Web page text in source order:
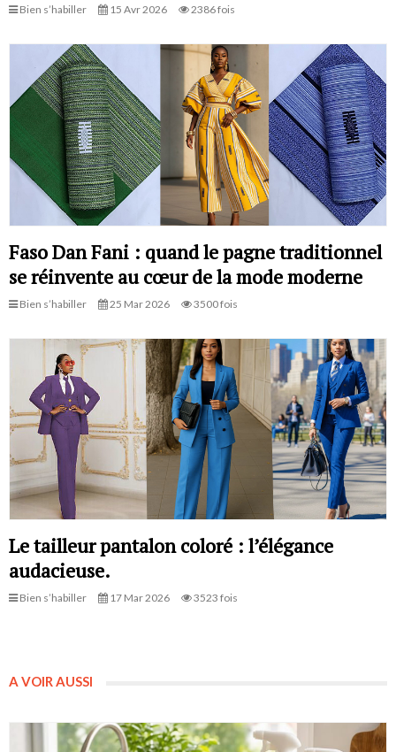
Bien s’habiller 15 Avr 2026 2386 fois
Faso Dan Fani : quand le pagne traditionnel
se réinvente au cœur de la mode moderne
Bien s’habiller 25 Mar 2026 3500 fois
Le tailleur pantalon coloré : l’élégance
audacieuse.
Bien s’habiller 17 Mar 2026 3523 fois
A VOIR AUSSI